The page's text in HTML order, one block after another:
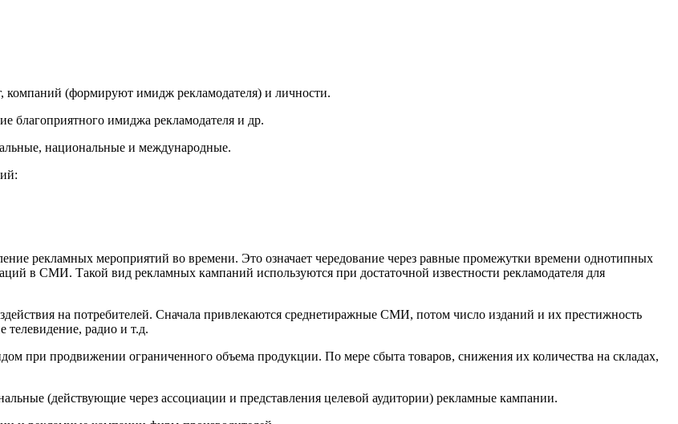
компаний (формируют имидж рекламодателя) и личности.
благоприятного имиджа рекламодателя и др.
национальные и международные.
рекламных мероприятий во времени. Это означает чередование через равные промежутки времени однотипных
в СМИ. Такой вид рекламных кампаний используются при достаточной известности рекламодателя для
на потребителей. Сначала привлекаются среднетиражные СМИ, потом число изданий и их престижность
телевидение, радио и т.д.
при продвижении ограниченного объема продукции. По мере сбыта товаров, снижения их количества на складах,
(действующие через ассоциации и представления целевой аудитории) рекламные кампании.